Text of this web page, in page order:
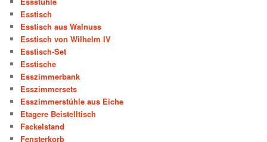
Esstisch
Esstisch aus Walnuss
Esstisch von Wilhelm IV
Esstisch-Set
Esstische
Esszimmerbank
Esszimmersets
Esszimmerstühle aus Eiche
Etagere Beistelltisch
Fackelstand
Fensterkorb